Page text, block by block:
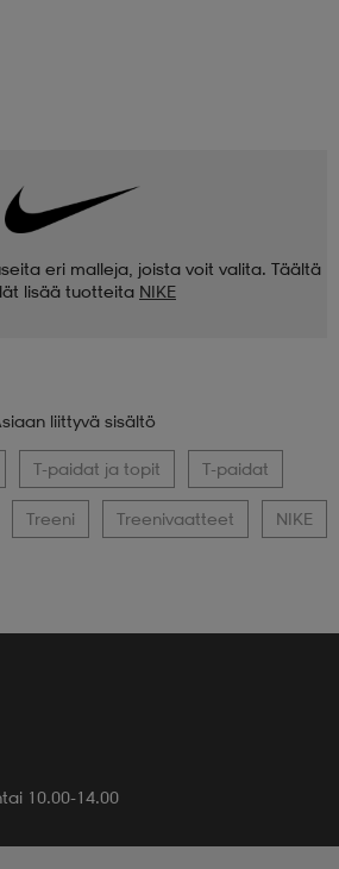
eri malleja, joista voit valita. Täältä
lisää tuotteita NIKE
liittyvä sisältö
T-paidat ja topit T-paidat
Treeni Treenivaatteet NIKE
10.00-14.00